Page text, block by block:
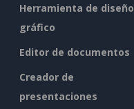
Herramienta de diseño
gráfico
Editor de documentos
Creador de
presentaciones